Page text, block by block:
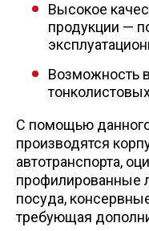
Высокое
продукции —
Возможность
С помощью
производятся
автотранспорта,
профилированные
посуда,
требующая